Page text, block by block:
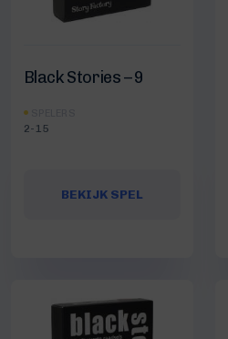
Black Stories – 9
2-15
BEKIJK SPEL